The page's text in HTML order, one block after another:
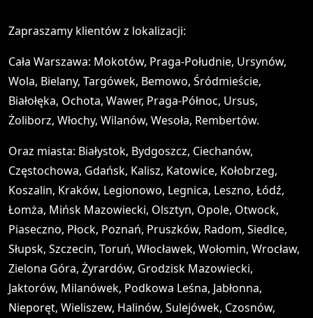
Zapraszamy klientów z lokalizacji:
Cała Warszawa: Mokotów, Praga-Południe, Ursynów,
Wola, Bielany, Targówek, Bemowo, Śródmieście,
Białołęka, Ochota, Wawer, Praga-Północ, Ursus,
Żoliborz, Włochy, Wilanów, Wesoła, Rembertów.
Oraz miasta: Białystok, Bydgoszcz, Ciechanów,
Częstochowa, Gdańsk, Kalisz, Katowice, Kołobrzeg,
Koszalin, Kraków, Legionowo, Legnica, Leszno, Łódź,
Łomża, Mińsk Mazowiecki, Olsztyn, Opole, Otwock,
Piaseczno, Płock, Poznań, Pruszków, Radom, Siedlce,
Słupsk, Szczecin, Toruń, Włocławek, Wołomin, Wrocław,
Zielona Góra, Żyrardów, Grodzisk Mazowiecki,
Jaktorów, Milanówek, Podkowa Leśna, Jabłonna,
Nieporęt, Wieliszew, Halinów, Sulejówek, Czosnów,